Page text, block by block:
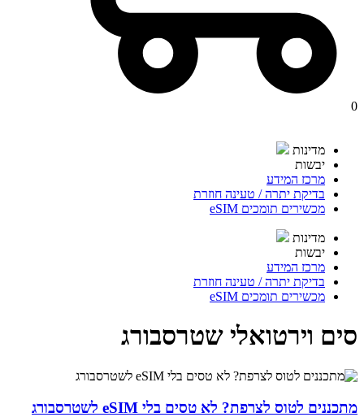
0
מדינות
יבשות
מרכז המידע
בדיקת יתרה / טעינה חוזרת
מכשירים תומכים eSIM
מדינות
יבשות
מרכז המידע
בדיקת יתרה / טעינה חוזרת
מכשירים תומכים eSIM
סים וירטואלי שטרסבורג
מתכננים לטוס לצרפת? לא טסים בלי eSIM לשטרסבורג